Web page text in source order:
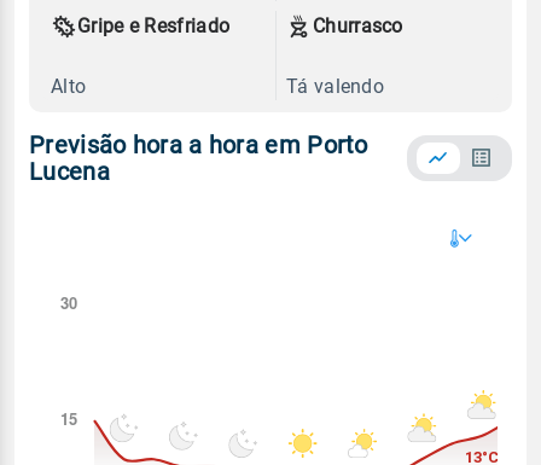
Gripe e Resfriado
Alto
Churrasco
Tá valendo
Previsão hora a hora em Porto
Lucena